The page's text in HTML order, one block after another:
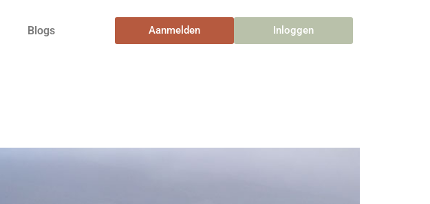
Blogs Aanmelden Inloggen